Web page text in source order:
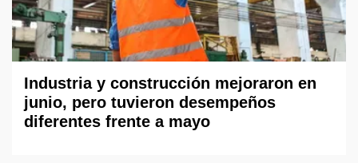
Industria y construcción mejoraron en
junio, pero tuvieron desempeños
diferentes frente a mayo